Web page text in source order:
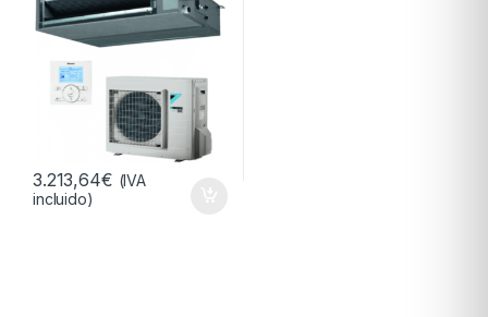
3.213,64€ (IVA
incluido)